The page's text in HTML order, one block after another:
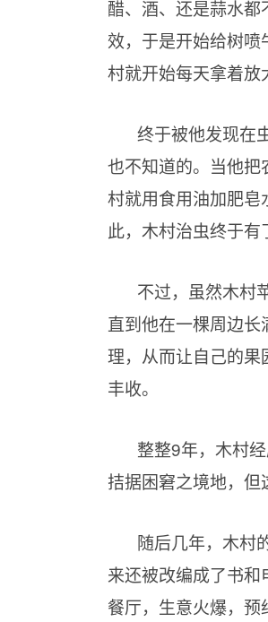
醋、酒、还是蒜水
效，于是开始给树
村就开始每天拿着放
终于被他发现在
也不知道的。当他
村就用食用油加肥
此，木村治虫终于有
不过，虽然木村
直到他在一棵周边
理，从而让自己的
丰收。
整整9年，木村
拮据困窘之境地，但
随后几年，木村
来还被改编成了书和
餐厅，生意火爆，预